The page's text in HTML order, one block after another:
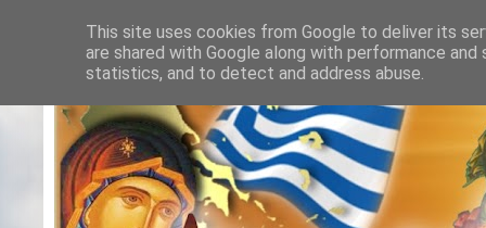
This site uses cookies from Google to deliver its
are shared with Google along with performance
statistics, and to detect and address abuse.